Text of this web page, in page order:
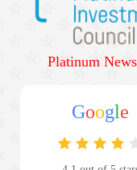
Platinum News
Google